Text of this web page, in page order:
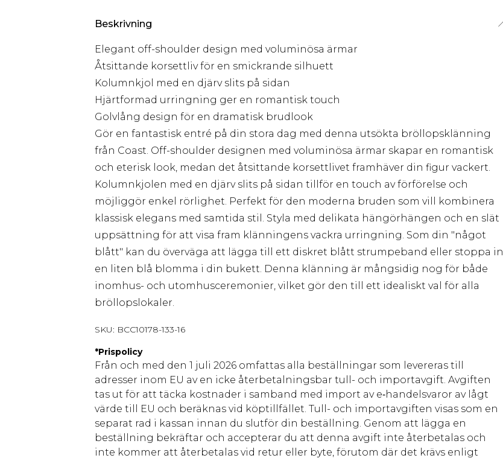
Beskrivning
Elegant off-shoulder design med voluminösa ärmar
Åtsittande korsettliv för en smickrande silhuett
Kolumnkjol med en djärv slits på sidan
Hjärtformad urringning ger en romantisk touch
Golvlång design för en dramatisk brudlook
Gör en fantastisk entré på din stora dag med denna utsökta bröllopsklänning
från Coast. Off-shoulder designen med voluminösa ärmar skapar en romantisk
och eterisk look, medan det åtsittande korsettlivet framhäver din figur vackert.
Kolumnkjolen med en djärv slits på sidan tillför en touch av förförelse och
möjliggör enkel rörlighet. Perfekt för den moderna bruden som vill kombinera
klassisk elegans med samtida stil. Styla med delikata hängörhängen och en slät
uppsättning för att visa fram klänningens vackra urringning. Som din "något
blått" kan du överväga att lägga till ett diskret blått strumpeband eller stoppa in
en liten blå blomma i din bukett. Denna klänning är mångsidig nog för både
inomhus- och utomhusceremonier, vilket gör den till ett idealiskt val för alla
bröllopslokaler.
SKU: BCC10178-133-16
*Prispolicy
Från och med den 1 juli 2026 omfattas alla beställningar som levereras till
adresser inom EU av en icke återbetalningsbar tull- och importavgift. Avgiften
tas ut för att täcka kostnader i samband med import av e‑handelsvaror av lågt
värde till EU och beräknas vid köptillfället. Tull- och importavgiften visas som en
separat rad i kassan innan du slutför din beställning. Genom att lägga en
beställning bekräftar och accepterar du att denna avgift inte återbetalas och
inte kommer att återbetalas vid retur eller byte, förutom där det krävs enligt